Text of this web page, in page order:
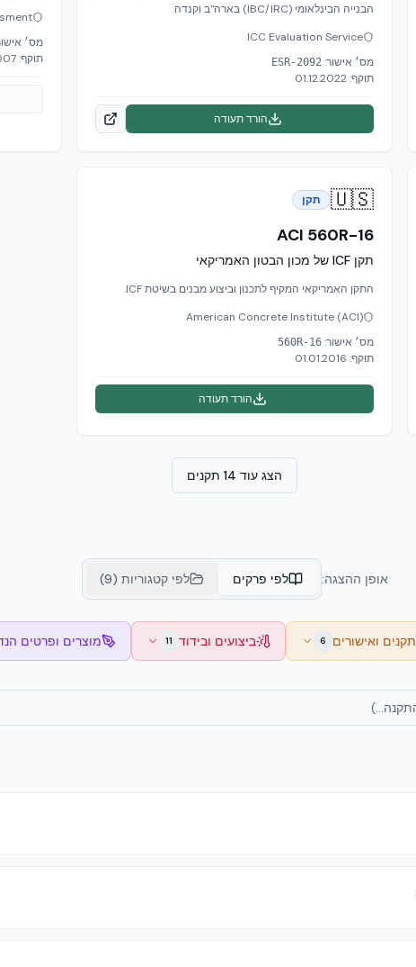
הבנייה הבינלאומי (IBC/IRC) בארה"ב וקנדה.
ICC Evaluation Service
מס׳ אישור: ESR-2092
תוקף:01.12.2022
הורד תעודה
מס׳
תוקף:
🇺🇸 תקן
ACI 560R-16
תקן ICF של מכון הבטון האמריקאי
התקן האמריקאי המקיף לתכנון וביצוע מבנים בשיטת ICF.
American Concrete Institute (ACI)
מס׳ אישור: 560R-16
תוקף: 01.01.2016
הורד תעודה
הצג עוד 14 תקנים
אופן ההצגה: לפי פרקים לפי קטגוריות (9)
תקנים ואישורים 6 ביצועים ובידוד 11 מוצרים ופרטים